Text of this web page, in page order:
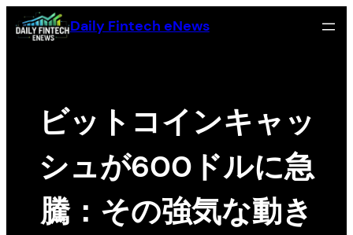
Skip
to
Daily Fintech eNews
ビットコインキャッ
シュが600ドルに急
騰：その強気な動き